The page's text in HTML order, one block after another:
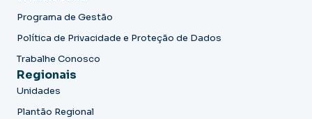
Programa de Gestão
Política de Privacidade e Proteção de Dados
Trabalhe Conosco
Regionais
Unidades
Plantão Regional